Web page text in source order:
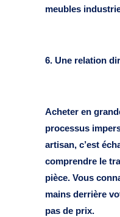
meubles
6. Une relation
Acheter en
processus
artisan, c’est
comprendre le
pièce. Vous
mains derrière
pas de prix.